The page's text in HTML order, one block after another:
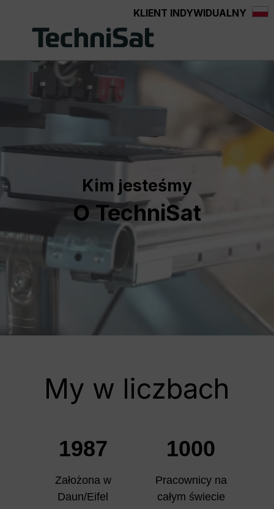
Przejdź do głównej zawartościKLIENT INDYWIDUALNY
Kim jesteśmy
O TechniSat
My w liczbach
1987
Założona w
Daun/Eifel
1000
Pracownicy na
całym świecie